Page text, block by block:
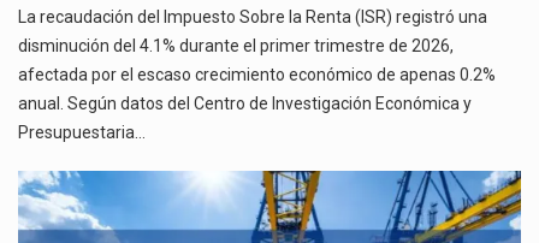
La recaudación del Impuesto Sobre la Renta (ISR) registró una
disminución del 4.1% durante el primer trimestre de 2026,
afectada por el escaso crecimiento económico de apenas 0.2%
anual. Según datos del Centro de Investigación Económica y
Presupuestaria…